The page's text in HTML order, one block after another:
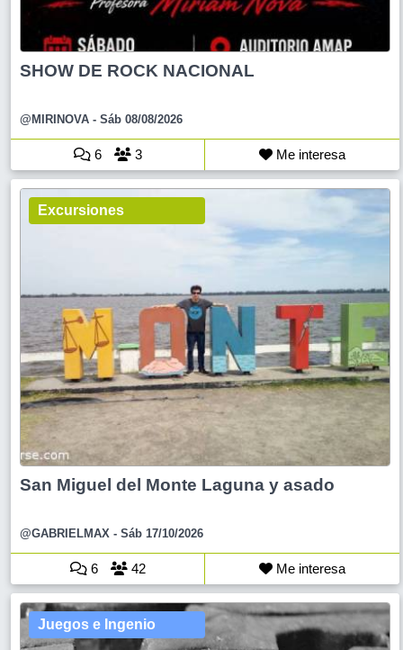
SHOW DE ROCK NACIONAL
@MIRINOVA - Sáb 08/08/2026
6 3 Me interesa
Excursiones
San Miguel del Monte Laguna y asado
@GABRIELMAX - Sáb 17/10/2026
6 42 Me interesa
Juegos e Ingenio